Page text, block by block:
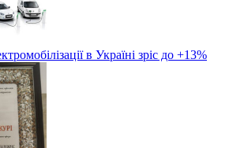
в Україні зріс до +13%